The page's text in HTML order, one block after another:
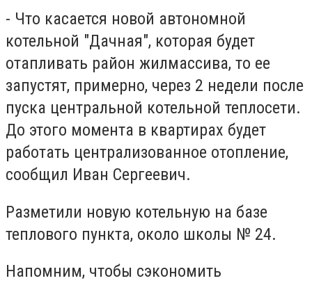
- Что касается новой автономной
котельной "Дачная", которая будет
отапливать район жилмассива, то ее
запустят, примерно, через 2 недели после
пуска центральной котельной теплосети.
До этого момента в квартирах будет
работать централизованное отопление,
сообщил Иван Сергеевич.
Разметили новую котельную на базе
теплового пункта, около школы № 24.
Напомним, чтобы сэкономить